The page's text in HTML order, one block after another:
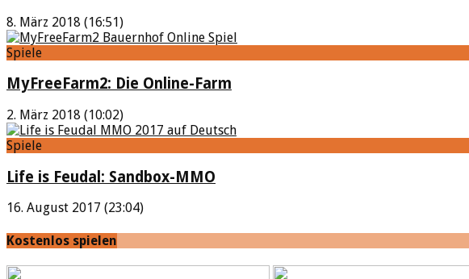
8. März 2018 (16:51)
Spiele
MyFreeFarm2: Die Online-Farm
2. März 2018 (10:02)
Spiele
Life is Feudal: Sandbox-MMO
16. August 2017 (23:04)
Kostenlos spielen